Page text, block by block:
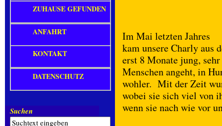
Im Mai letzten Jahres
kam unsere Charly aus
erst 8 Monate jung,
Menschen angeht, in
wohler. Mit der Zeit
wobei sie sich viel von
wenn sie nach wie vor
ZUHAUSE GEFUNDEN
ANFAHRT
KONTAKT
DATENSCHUTZ
Suchen